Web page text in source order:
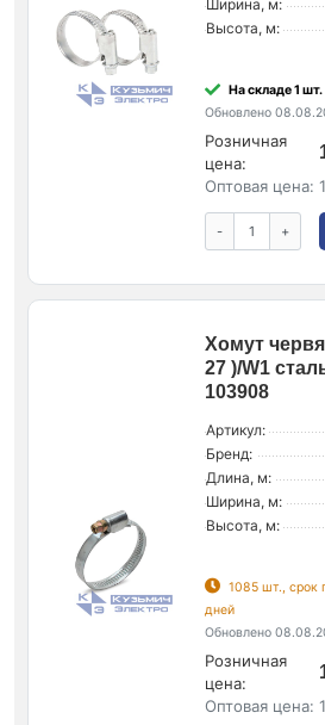
Ширина, м:
Высота, м:
На складе 1 шт.
Обновлено
Розничная
цена:
Оптовая цена:
- +
Хомут
27 )/W1
103908
Артикул:
Бренд:
Длина, м:
Ширина, м:
Высота, м:
1085 шт., срок
дней
Обновлено
Розничная
цена:
Оптовая цена: